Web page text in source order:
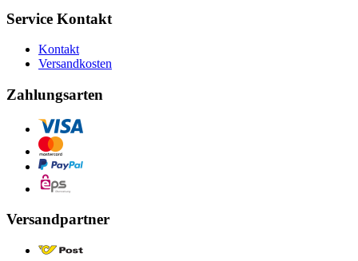
Service Kontakt
Kontakt
Versandkosten
Zahlungsarten
Versandpartner